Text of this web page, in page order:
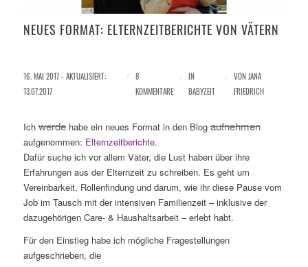
NEUES FORMAT: ELTERNZEITBERICHTE VON VÄTERN
16. MAI 2017 - AKTUALISIERT:
13.07.2017
/
8
KOMMENTARE
/
IN
BABYZEIT
/ VONJANA
FRIEDRICH
Ichwerdehabe ein neues Format in den Blogaufnehmen
aufgenommen: Elternzeitberichte.
Dafür suche ich vor allem Väter, die Lust haben über ihre
Erfahrungen aus der Elternzeit zu schreiben. Es geht um
Vereinbarkeit, Rollenfindung und darum, wie ihr diese Pause vom
Job im Tausch mit der intensiven Familienzeit – inklusive der
dazugehörigen Care- & Haushaltsarbeit – erlebt habt.
Für den Einstieg habe ich mögliche Fragestellungen
aufgeschrieben, die